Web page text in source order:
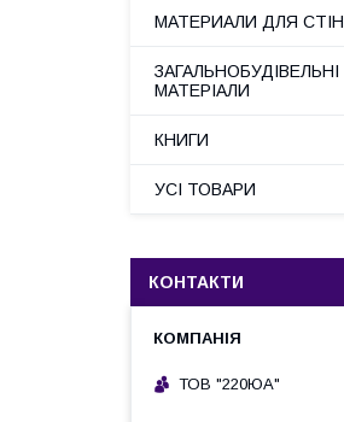
МАТЕРИАЛИ ДЛЯ СТІН
ЗАГАЛЬНОБУДІВЕЛЬНІ
МАТЕРІАЛИ
КНИГИ
УСІ ТОВАРИ
КОНТАКТИ
ТОВ "220ЮА"